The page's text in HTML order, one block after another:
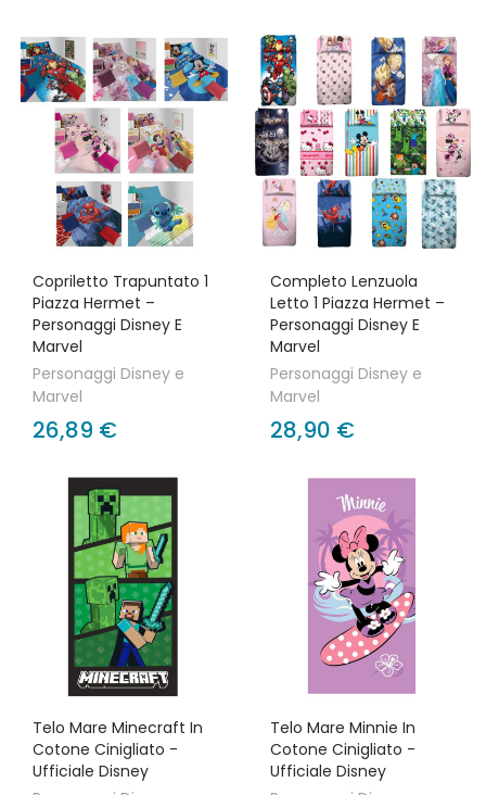
Copriletto Trapuntato 1
Piazza Hermet –
Personaggi Disney E
Marvel
Personaggi Disney e
Marvel
26,89 €
Completo Lenzuola
Letto 1 Piazza Hermet –
Personaggi Disney E
Marvel
Personaggi Disney e
Marvel
28,90 €
Telo Mare Minecraft In
Cotone Cinigliato -
Ufficiale Disney
Telo Mare Minnie In
Cotone Cinigliato -
Ufficiale Disney